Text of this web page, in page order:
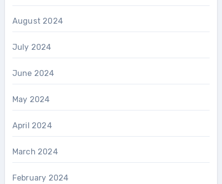
August 2024
July 2024
June 2024
May 2024
April 2024
March 2024
February 2024